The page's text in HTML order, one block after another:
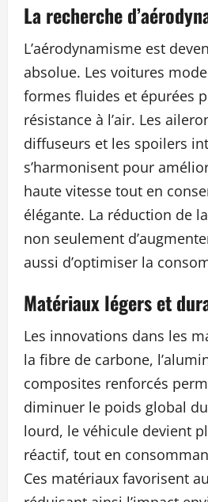
La recherche
L’aérodynamisme est
absolue. Les voitures
formes fluides et épurées
résistance à l’air. Les
diffuseurs et les spoilers
s’harmonisent pour
haute vitesse tout en
élégante. La réduction de
non seulement
aussi d’optimiser la
Matériaux légers et
Les innovations dans les
la fibre de carbone,
composites renforcés
diminuer le poids global
lourd, le véhicule devient
réactif, tout en
Ces matériaux favorisent